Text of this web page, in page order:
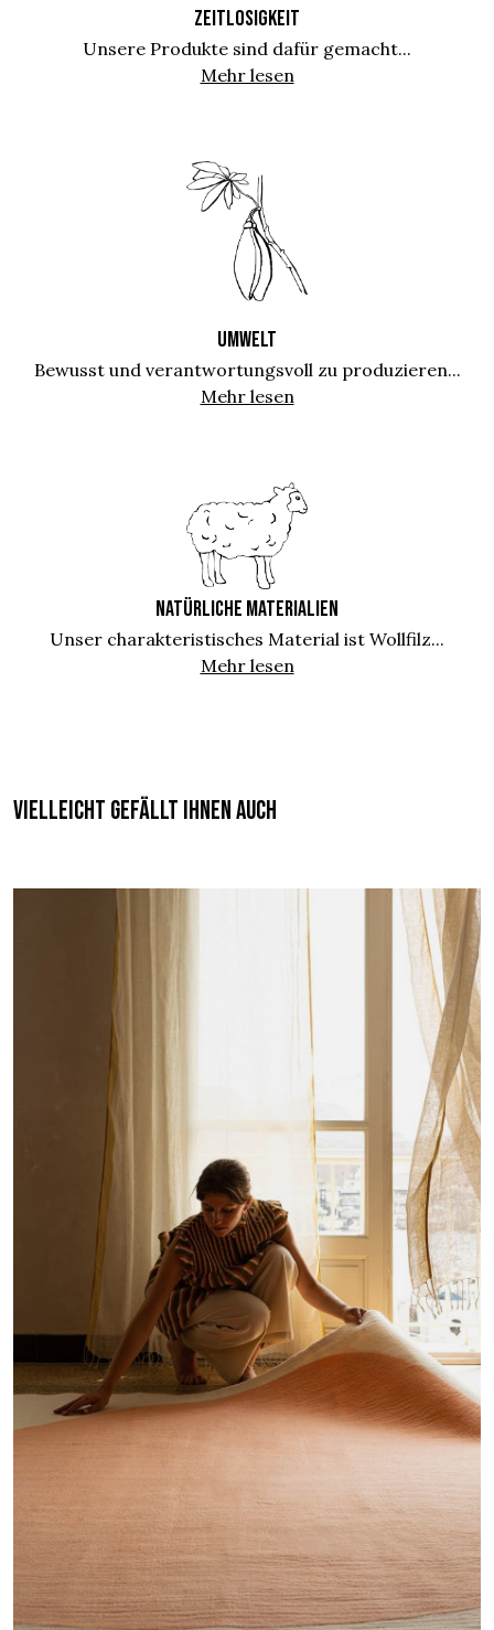
ZEITLOSIGKEIT
Unsere Produkte sind dafür gemacht...
Mehr lesen
UMWELT
Bewusst und verantwortungsvoll zu produzieren...
Mehr lesen
NATÜRLICHE MATERIALIEN
Unser charakteristisches Material ist Wollfilz...
Mehr lesen
Vielleicht gefällt Ihnen auch